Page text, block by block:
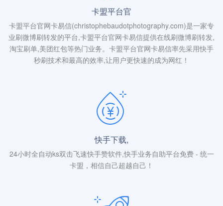
卡盟平台官
卡盟平台官网卡易信(christophebaudotphotography.com)是一家专
业刷微博刷转发的平台,卡盟平台官网卡易信提供在线刷微博刷转发,
淘宝刷单,美团红包等热门业务。卡盟平台官网卡易信率先采用快手
秒刷技术和最高的效率,让用户更快速的成为网红！
快手下载,
24小时全自动ks双击飞速快手赞软件,快手业务自助平台免费 - 统一
卡盟，相信自己超越自己！